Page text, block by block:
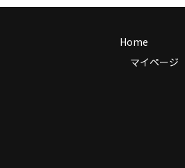
Home
マイページ